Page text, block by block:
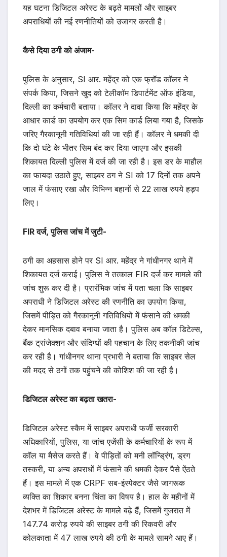
यह घटना डिजिटल अरेस्ट के बढ़ते मामलों और साइबर
अपराधियों की नई रणनीतियों को उजागर करती है।
कैसे दिया ठगी को अंजाम-
पुलिस के अनुसार, SI आर. महेंद्र को एक फ्रॉड कॉलर ने
संपर्क किया, जिसने खुद को टेलीकॉम डिपार्टमेंट ऑफ इंडिया,
दिल्ली का कर्मचारी बताया। कॉलर ने दावा किया कि महेंद्र के
आधार कार्ड का उपयोग कर एक सिम कार्ड लिया गया है, जिसके
जरिए गैरकानूनी गतिविधियां की जा रही हैं। कॉलर ने धमकी दी
कि दो घंटे के भीतर सिम बंद कर दिया जाएगा और इसकी
शिकायत दिल्ली पुलिस में दर्ज की जा रही है। इस डर के माहौल
का फायदा उठाते हुए, साइबर ठग ने SI को 17 दिनों तक अपने
जाल में फंसाए रखा और विभिन्न बहानों से 22 लाख रुपये हड़प
लिए।
FIR दर्ज, पुलिस जांच में जुटी-
ठगी का अहसास होने पर SI आर. महेंद्र ने गांधीनगर थाने में
शिकायत दर्ज कराई। पुलिस ने तत्काल FIR दर्ज कर मामले की
जांच शुरू कर दी है। प्रारंभिक जांच में पता चला कि साइबर
अपराधी ने डिजिटल अरेस्ट की रणनीति का उपयोग किया,
जिसमें पीड़ित को गैरकानूनी गतिविधियों में फंसाने की धमकी
देकर मानसिक दबाव बनाया जाता है। पुलिस अब कॉल डिटेल्स,
बैंक ट्रांजेक्शन और संदिग्धों की पहचान के लिए तकनीकी जांच
कर रही है। गांधीनगर थाना प्रभारी ने बताया कि साइबर सेल
की मदद से ठगों तक पहुंचने की कोशिश की जा रही है।
डिजिटल अरेस्ट का बढ़ता खतरा-
डिजिटल अरेस्ट स्कैम में साइबर अपराधी फर्जी सरकारी
अधिकारियों, पुलिस, या जांच एजेंसी के कर्मचारियों के रूप में
कॉल या मैसेज करते हैं। वे पीड़ितों को मनी लॉन्ड्रिंग, ड्रग
तस्करी, या अन्य अपराधों में फंसाने की धमकी देकर पैसे ऐंठते
हैं। इस मामले में एक CRPF सब-इंस्पेक्टर जैसे जागरूक
व्यक्ति का शिकार बनना चिंता का विषय है। हाल के महीनों में
देशभर में डिजिटल अरेस्ट के मामले बढ़े हैं, जिसमें गुजरात में
147.74 करोड़ रुपये की साइबर ठगी की रिकवरी और
कोलकाता में 47 लाख रुपये की ठगी के मामले सामने आए हैं।